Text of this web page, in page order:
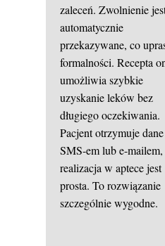
zaleceń. Zwolnienie
automatycznie
przekazywane, co
formalności. Recepta
umożliwia szybkie
uzyskanie leków bez
długiego oczekiwania.
Pacjent otrzymuje dane
SMS-em lub e-mailem,
realizacja w aptece jest
prosta. To rozwiązanie
szczególnie wygodne.